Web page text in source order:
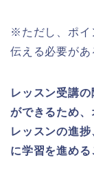
※ただし、ポイ
伝える必要があ
レッスン受講
ができるため、
レッスンの進
に学習を進める